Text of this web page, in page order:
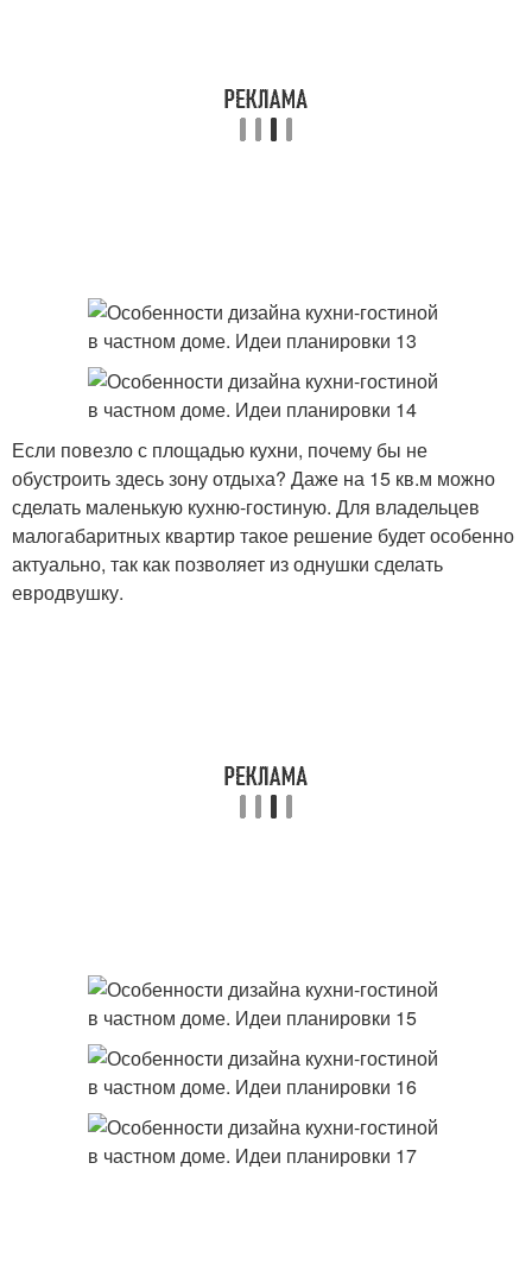
Если повезло с площадью кухни, почему бы не
обустроить здесь зону отдыха? Даже на 15 кв.м можно
сделать маленькую кухню-гостиную. Для владельцев
малогабаритных квартир такое решение будет особенно
актуально, так как позволяет из однушки сделать
евродвушку.